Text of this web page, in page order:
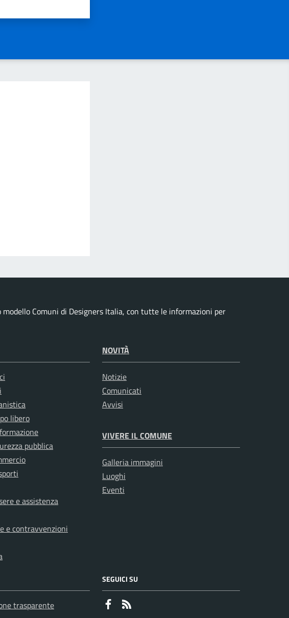
Comuni di Designers Italia, con tutte le informazioni per
libero
pubblica
e assistenza
e contravvenzioni
NOVITÀ
Notizie
Comunicati
Avvisi
VIVERE IL COMUNE
Galleria immagini
Luoghi
Eventi
trasparente
SEGUICI SU
Faceboook